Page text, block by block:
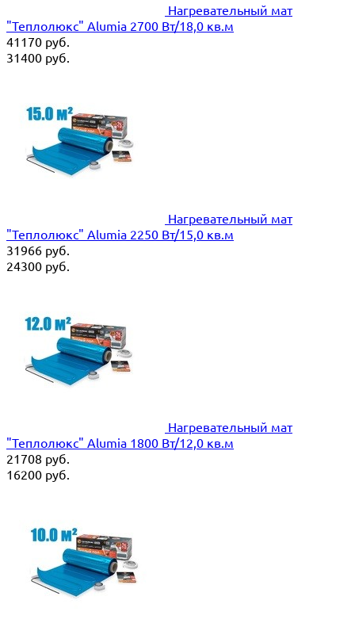
Нагревательный мат
"Теплолюкс" Alumia 2700 Вт/18,0 кв.м
41170 руб.
31400 руб.
Нагревательный мат
"Теплолюкс" Alumia 2250 Вт/15,0 кв.м
31966 руб.
24300 руб.
Нагревательный мат
"Теплолюкс" Alumia 1800 Вт/12,0 кв.м
21708 руб.
16200 руб.